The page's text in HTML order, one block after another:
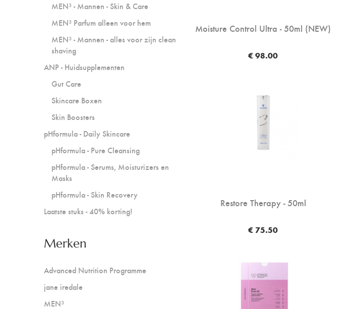
Moisture Control Ultra - 50ml (NEW)
€ 98.00
Restore Therapy - 50ml
€ 75.50
MEN³ - Mannen - Skin & Care
MEN³ Parfum alleen voor hem
MEN³ - Mannen - alles voor zijn clean
shaving
ANP - Huidsupplementen
Gut Care
Skincare Boxen
Skin Boosters
pHformula - Daily Skincare
pHformula - Pure Cleansing
pHformula - Serums, Moisturizers en
Masks
pHformula - Skin Recovery
Laatste stuks - 40% korting!
Merken
Advanced Nutrition Programme
jane iredale
MEN³